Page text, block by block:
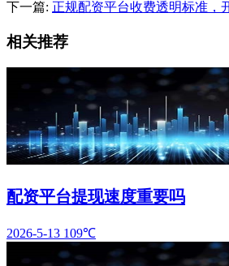
下一篇: 正规配资平台收费透明标准，
相关推荐
配资平台提现速度重要吗
2026-5-13 109℃